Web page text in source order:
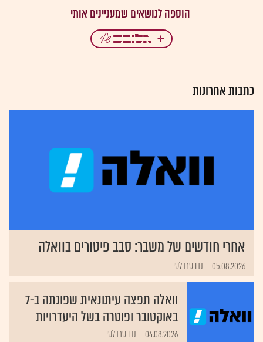
כתבות אחרונות
אחרי חודשים של משבר: סבב פיטורים בוואלה
05.08.2026 נבו טרבלסי
וואלה תפצה עיתונאית שפונתה ב-7
באוקטובר ופוטרה בשל היעדרויות
04.08.2026 נבו טרבלסי